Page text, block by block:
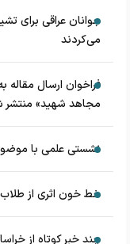
جوانان عراقی برای
می‌کردند
فراخوان ارسال
مجاهد شهید» منتشر
نشستی علمی با
خط خون اثری از
چند خبر کوتاه از